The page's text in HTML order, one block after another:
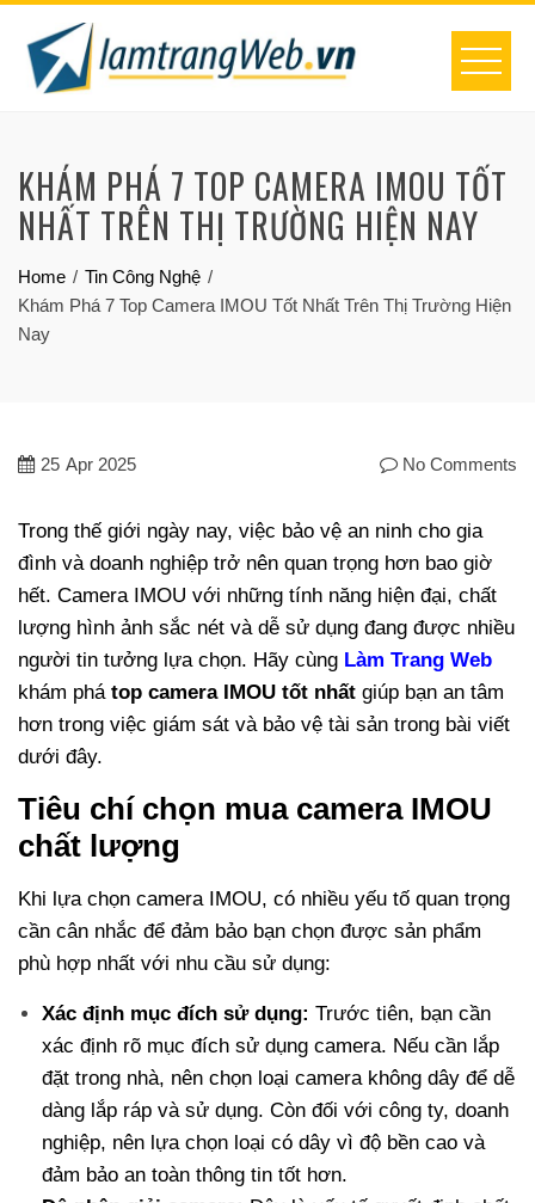
content
KHÁM PHÁ 7 TOP CAMERA IMOU TỐT
NHẤT TRÊN THỊ TRƯỜNG HIỆN NAY
Home
Tin Công Nghệ
Khám Phá 7 Top Camera IMOU Tốt Nhất Trên Thị Trường Hiện
Nay
25 Apr 2025 No Comments
Trong thế giới ngày nay, việc bảo vệ an ninh cho gia
đình và doanh nghiệp trở nên quan trọng hơn bao giờ
hết. Camera IMOU với những tính năng hiện đại, chất
lượng hình ảnh sắc nét và dễ sử dụng đang được nhiều
người tin tưởng lựa chọn. Hãy cùng Làm Trang Web
khám phátop camera IMOU tốt nhất giúp bạn an tâm
hơn trong việc giám sát và bảo vệ tài sản trong bài viết
dưới đây.
Tiêu chí chọn mua camera IMOU
chất lượng
Khi lựa chọn camera IMOU, có nhiều yếu tố quan trọng
cần cân nhắc để đảm bảo bạn chọn được sản phẩm
phù hợp nhất với nhu cầu sử dụng:
Xác định mục đích sử dụng: Trước tiên, bạn cần
xác định rõ mục đích sử dụng camera. Nếu cần lắp
đặt trong nhà, nên chọn loại camera không dây để dễ
dàng lắp ráp và sử dụng. Còn đối với công ty, doanh
nghiệp, nên lựa chọn loại có dây vì độ bền cao và
đảm bảo an toàn thông tin tốt hơn.